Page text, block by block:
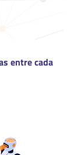
entre cada